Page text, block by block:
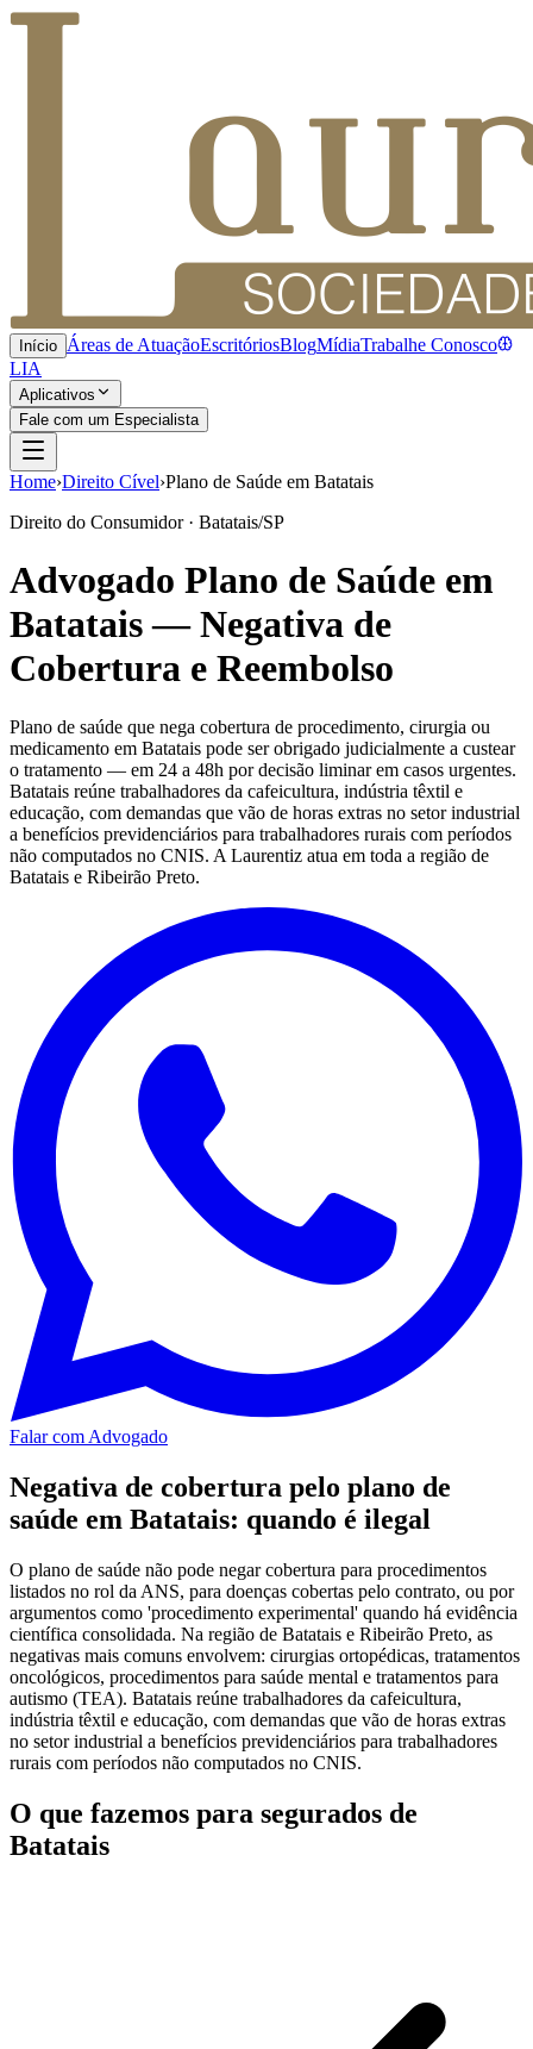
Início Áreas de AtuaçãoEscritóriosBlogMídiaTrabalhe Conosco
LIA
Aplicativos
Fale com um Especialista
Home›Direito Cível›Plano de Saúde em Batatais
Direito do Consumidor · Batatais/SP
Advogado Plano de Saúde em
Batatais — Negativa de
Cobertura e Reembolso
Plano de saúde que nega cobertura de procedimento, cirurgia ou
medicamento em Batatais pode ser obrigado judicialmente a custear
o tratamento — em 24 a 48h por decisão liminar em casos urgentes.
Batatais reúne trabalhadores da cafeicultura, indústria têxtil e
educação, com demandas que vão de horas extras no setor industrial
a benefícios previdenciários para trabalhadores rurais com períodos
não computados no CNIS. A Laurentiz atua em toda a região de
Batatais e Ribeirão Preto.
Falar com Advogado
Negativa de cobertura pelo plano de
saúde em Batatais: quando é ilegal
O plano de saúde não pode negar cobertura para procedimentos
listados no rol da ANS, para doenças cobertas pelo contrato, ou por
argumentos como 'procedimento experimental' quando há evidência
científica consolidada. Na região de Batatais e Ribeirão Preto, as
negativas mais comuns envolvem: cirurgias ortopédicas, tratamentos
oncológicos, procedimentos para saúde mental e tratamentos para
autismo (TEA). Batatais reúne trabalhadores da cafeicultura,
indústria têxtil e educação, com demandas que vão de horas extras
no setor industrial a benefícios previdenciários para trabalhadores
rurais com períodos não computados no CNIS.
O que fazemos para segurados de
Batatais